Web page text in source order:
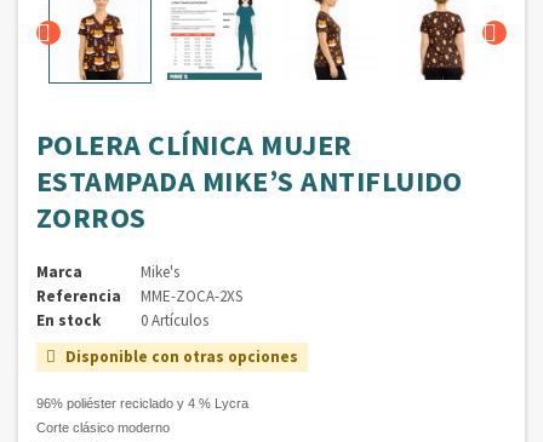
 
POLERA CLÍNICA MUJER
ESTAMPADA MIKE’S ANTIFLUIDO
ZORROS
Marca
Mike's
Referencia
MME-ZOCA-2XS
En stock
0 Artículos
 Disponible con otras opciones
96% poliéster reciclado y 4 % Lycra
Corte clásico moderno